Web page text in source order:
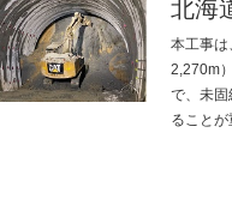
北海
本工事
2,270m
で、未固
ること